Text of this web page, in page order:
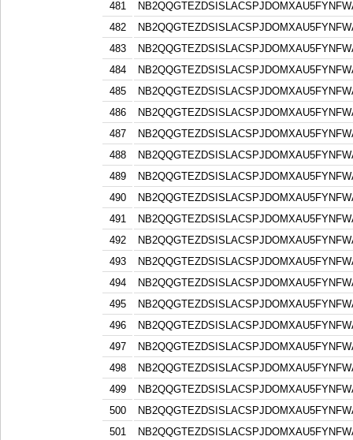
481
482
483
484
485
486
487
488
489
490
491
492
493
494
495
496
497
498
499
500
501